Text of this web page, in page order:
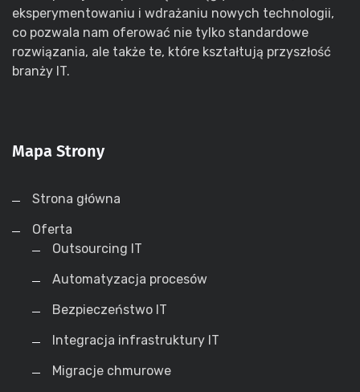
eksperymentowaniu i wdrażaniu nowych technologii,
co pozwala nam oferować nie tylko standardowe
rozwiązania, ale także te, które kształtują przyszłość
branży IT.
Mapa Strony
Strona główna
Oferta
Outsourcing IT
Automatyzacja procesów
Bezpieczeństwo IT
Integracja infrastruktury IT
Migracje chmurowe